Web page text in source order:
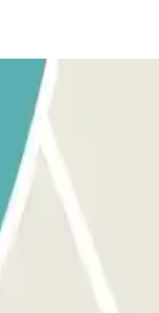
frente a la barrera.
frente a la barrera. El